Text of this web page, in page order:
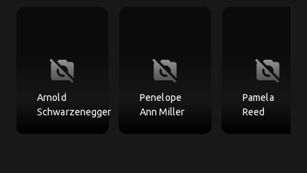
no_photography
Arnold
Schwarzenegger
no_photography
Penelope
Ann Miller
no_photography
Pamela
Reed